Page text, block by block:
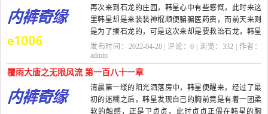
再次来到石龙的庄园，韩星心中有些感慨，此时来这
里韩星却是来装装神棍顺便骗骗医药费，而前天来则
是为了揍石龙的，可是这次来却是要救治石龙，韩星
还真觉得有点...
发布时间：2022-04-20 | 评论：0 | 浏览：332 | 作者：
admin
覆雨大唐之无限风流 第一百八十一章
清晨第一缕的阳光洒落房中，韩星便醒来，经过了最
初的迷糊之后，韩星发现自己的胸前竟是有着一团柔
软的触感，正是卫贞贞，此时贞贞正偎在韩星的胸